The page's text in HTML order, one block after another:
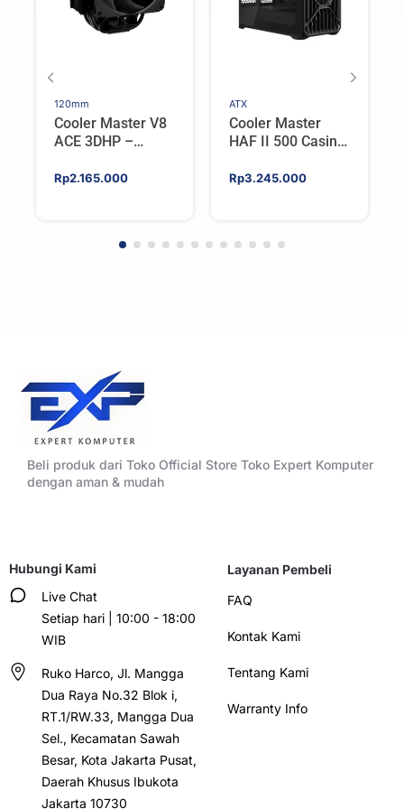
120mm
Cooler Master V8
ACE 3DHP –
Tower CPU Cooler
Rp2.165.000
ATX
Cooler Master
HAF II 500 Casing
Tower ATX
Rp3.245.000
Beli produk dari Toko Official Store Toko Expert Komputer
dengan aman & mudah
Hubungi Kami
Live Chat
Setiap hari | 10:00 - 18:00
WIB
Ruko Harco, Jl. Mangga
Dua Raya No.32 Blok i,
RT.1/RW.33, Mangga Dua
Sel., Kecamatan Sawah
Besar, Kota Jakarta Pusat,
Daerah Khusus Ibukota
Jakarta 10730
Layanan Pembeli
FAQ
Kontak Kami
Tentang Kami
Warranty Info